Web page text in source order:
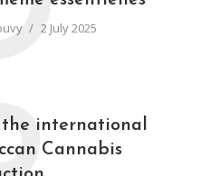
2 July 2025
the international
Cannabis